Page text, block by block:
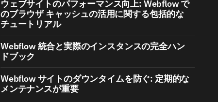
ウェブサイトのパフォーマンス向上: Webflow で
のブラウザ キャッシュの活用に関する包括的な
チュートリアル
Webflow 統合と実際のインスタンスの完全ハン
ドブック
Webflow サイトのダウンタイムを防ぐ: 定期的な
メンテナンスが重要